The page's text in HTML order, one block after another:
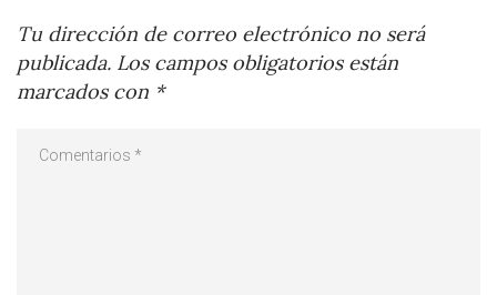
Tu dirección de correo electrónico no será
publicada. Los campos obligatorios están
marcados con *